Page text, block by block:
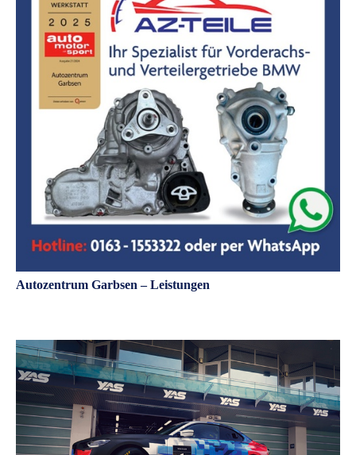
Autozentrum Garbsen – Leistungen